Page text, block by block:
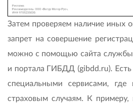
Затем проверяем наличие иных
запрет на совершение
можно с помощью сайта службы
и портала ГИБДД (gibdd.ru). Есть
специальными сервисами,
страховым случаям. К